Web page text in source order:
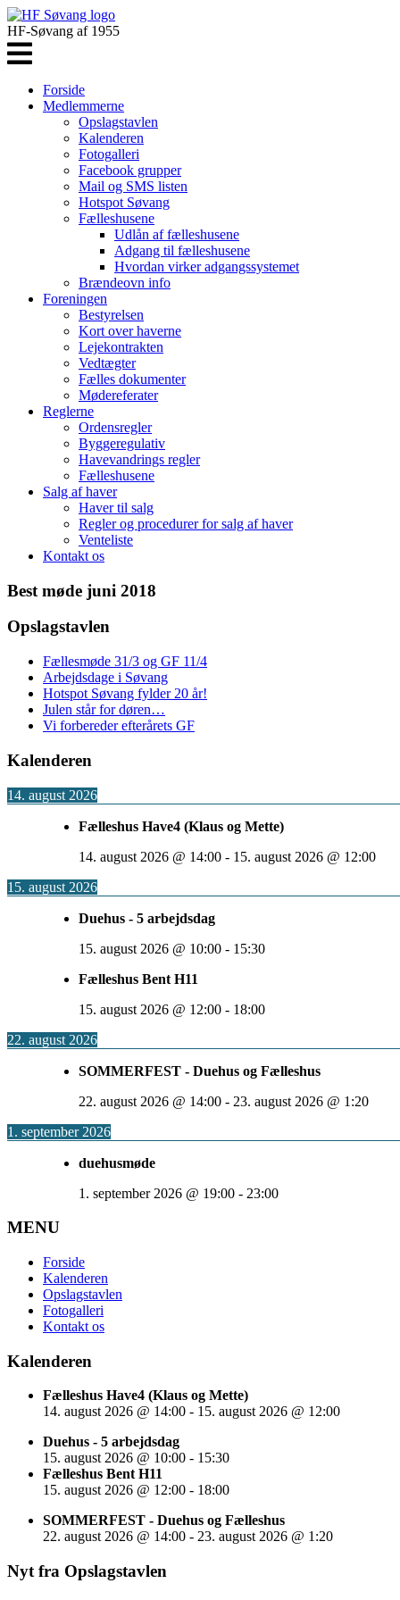
HF-Søvang af 1955
Forside
Medlemmerne
Opslagstavlen
Kalenderen
Fotogalleri
Facebook grupper
Mail og SMS listen
Hotspot Søvang
Fælleshusene
Udlån af fælleshusene
Adgang til fælleshusene
Hvordan virker adgangssystemet
Brændeovn info
Foreningen
Bestyrelsen
Kort over haverne
Lejekontrakten
Vedtægter
Fælles dokumenter
Mødereferater
Reglerne
Ordensregler
Byggeregulativ
Havevandrings regler
Fælleshusene
Salg af haver
Haver til salg
Regler og procedurer for salg af haver
Venteliste
Kontakt os
Best møde juni 2018
Opslagstavlen
Fællesmøde 31/3 og GF 11/4
Arbejdsdage i Søvang
Hotspot Søvang fylder 20 år!
Julen står for døren…
Vi forbereder efterårets GF
Kalenderen
14. august 2026
Fælleshus Have4 (Klaus og Mette)
14. august 2026 @ 14:00 - 15. august 2026 @ 12:00
15. august 2026
Duehus - 5 arbejdsdag
15. august 2026 @ 10:00 - 15:30
Fælleshus Bent H11
15. august 2026 @ 12:00 - 18:00
22. august 2026
SOMMERFEST - Duehus og Fælleshus
22. august 2026 @ 14:00 - 23. august 2026 @ 1:20
1. september 2026
duehusmøde
1. september 2026 @ 19:00 - 23:00
MENU
Forside
Kalenderen
Opslagstavlen
Fotogalleri
Kontakt os
Kalenderen
Fælleshus Have4 (Klaus og Mette)
14. august 2026 @ 14:00 - 15. august 2026 @ 12:00
Duehus - 5 arbejdsdag
15. august 2026 @ 10:00 - 15:30
Fælleshus Bent H11
15. august 2026 @ 12:00 - 18:00
SOMMERFEST - Duehus og Fælleshus
22. august 2026 @ 14:00 - 23. august 2026 @ 1:20
Nyt fra Opslagstavlen